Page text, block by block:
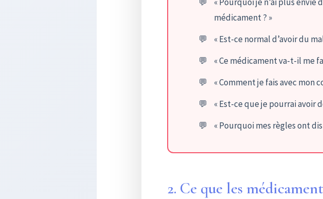
« Pourquoi je n’ai plus envie
médicament ? »
« Est-ce normal d’avoir du
« Ce médicament va-t-il me
« Comment je fais avec mon
« Est-ce que je pourrai avoir
« Pourquoi mes règles ont
2. Ce que les